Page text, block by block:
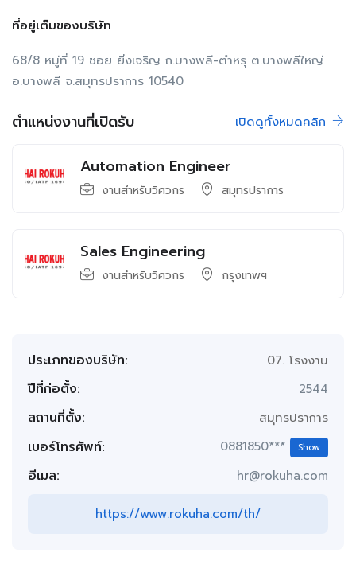
ที่อยู่เต็มของบริษัท
68/8 หมู่ที่ 19 ซอย ยิ่งเจริญ ถ.บางพลี-ตำหรุ ต.บางพลีใหญ่
อ.บางพลี จ.สมุทรปราการ 10540
ตำแหน่งงานที่เปิดรับ เปิดดูทั้งหมดคลิก
Automation Engineer
งานสำหรับวิศวกร สมุทรปราการ
Sales Engineering
งานสำหรับวิศวกร กรุงเทพฯ
ประเภทของบริษัท: 07. โรงงาน
ปีที่ก่อตั้ง: 2544
สถานที่ตั้ง: สมุทรปราการ
เบอร์โทรศัพท์: 0881850*** Show
อีเมล: hr@rokuha.com
https://www.rokuha.com/th/